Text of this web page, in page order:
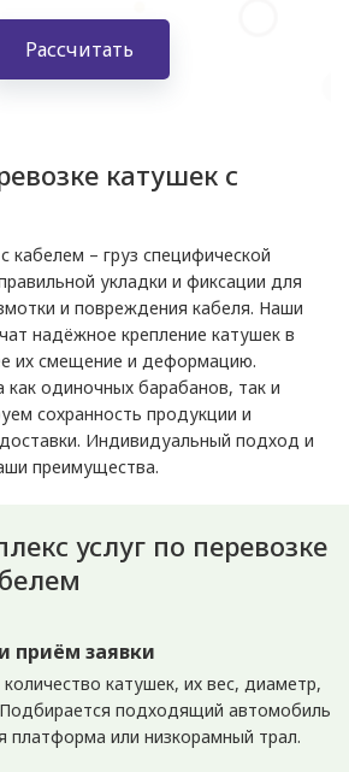
Рассчитать
катушек с
кабелем – груз специфической
укладки и фиксации для
и повреждения кабеля. Наши
надёжное крепление катушек в
их смещение и деформацию.
одиночных барабанов, так и
сохранность продукции и
Индивидуальный подход и
преимущества.
услуг по перевозке
приём заявки
катушек, их вес, диаметр,
подходящий автомобиль
платформа или низкорамный трал.